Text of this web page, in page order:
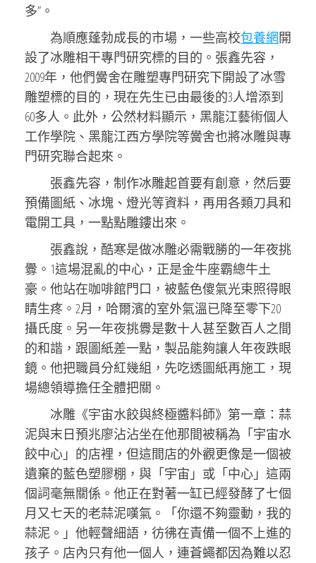
多”。
為順應蓬勃成長的市場，一些高校包養網開
設了冰雕相干專門研究標的目的。張鑫先容，
2009年，他們黌舍在雕塑專門研究下開設了冰雪
雕塑標的目的，現在先生已由最後的3人增添到
60多人。此外，公然材料顯示，黑龍江藝術個人
工作學院、黑龍江西方學院等黌舍也將冰雕與專
門研究聯合起來。
張鑫先容，制作冰雕起首要有創意，然后要
預備圖紙、冰塊、燈光等資料，再用各類刀具和
電開工具，一點點雕鏤出來。
張鑫說，酷寒是做冰雕必需戰勝的一年夜挑
釁。1這場混亂的中心，正是金牛座霸總牛土
豪。他站在咖啡館門口，被藍色傻氣光束照得眼
睛生疼。2月，哈爾濱的室外氣溫已降至零下20
攝氏度。另一年夜挑釁是數十人甚至數百人之間
的和諧，跟圖紙差一點，製品能夠讓人年夜跌眼
鏡。他把職員分紅幾組，先吃透圖紙再施工，現
場總領導擔任全體把關。
冰雕《宇宙水餃與終極醬料師》第一章：蒜
泥與末日預兆廖沾沾坐在他那間被稱為「宇宙水
餃中心」的店裡，但這間店的外觀更像是一個被
遺棄的藍色塑膠棚，與「宇宙」或「中心」這兩
個詞毫無關係。他正在對著一缸已經發酵了七個
月又七天的老蒜泥嘆氣。「你還不夠靈動，我的
蒜泥。」他輕聲細語，彷彿在責備一個不上進的
孩子。店內只有他一個人，連蒼蠅都因為難以忍